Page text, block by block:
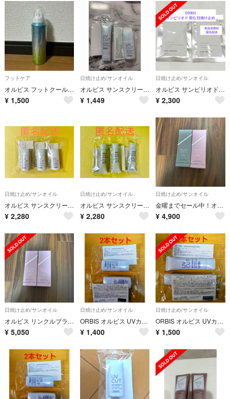
フットケア
オルビス フットクールリフレッシュ 脚用化粧水 10mL
¥ 1,500
日焼け止め/サンオイル
オルビス サンスクリーン オンフェイス モイスト＆ライト
¥ 1,449
日焼け止め/サンオイル
オルビス サンピリオド 飲む日焼け止め 2袋(20日分) 新品未開封
¥ 2,300
日焼け止め/サンオイル
オルビス サンスクリーン オンフェイス ライト 28ml 3本セット
¥ 2,280
日焼け止め/サンオイル
オルビス サンスクリーン オンフェイス モイスト 35g 3本セット
¥ 2,280
日焼け止め/サンオイル
金曜までセール中！オルビス リンクル ブライト UV プロテクター N 医薬部外品 本体/しっとり/無香料 50g
¥ 4,900
日焼け止め/サンオイル
オルビス リンクルブライトUVプロテクター N 医薬部外品 ローズ 無香料 50g
¥ 5,050
日焼け止め/サンオイル
ORBIS オルビス UVカット サンスクリーン オンフェイス ライト 2個セット
¥ 1,400
日焼け止め/サンオイル
ORBIS オルビス UVカット サンスクリーン オンフェイス モイスト 2本セット
¥ 1,500